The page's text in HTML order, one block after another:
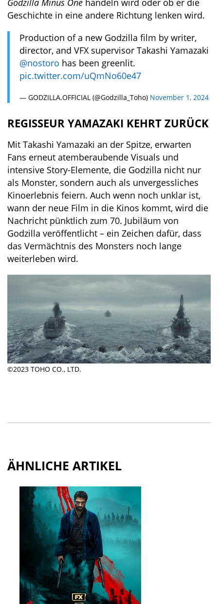
Godzilla Minus One handeln wird oder ob er die
Geschichte in eine andere Richtung lenken wird.
Production of a new Godzilla film by writer,
director, and VFX supervisor Takashi Yamazaki
@nostoro has been greenlit.
pic.twitter.com/uQmNo60e47
— GODZILLA.OFFICIAL (@Godzilla_Toho) November 1, 2024
REGISSEUR YAMAZAKI KEHRT ZURÜCK
Mit Takashi Yamazaki an der Spitze, erwarten
Fans erneut atemberaubende Visuals und
intensive Story-Elemente, die Godzilla nicht nur
als Monster, sondern auch als unvergessliches
Kinoerlebnis feiern. Auch wenn noch unklar ist,
wann der neue Film in die Kinos kommt, wird die
Nachricht pünktlich zum 70. Jubiläum von
Godzilla veröffentlicht – ein Zeichen dafür, dass
das Vermächtnis des Monsters noch lange
weiterleben wird.
©2023 TOHO CO., LTD.
ÄHNLICHE ARTIKEL